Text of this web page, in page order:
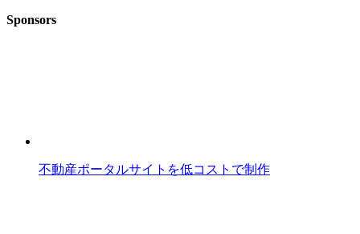
Sponsors
不動産ポータルサイトを低コストで制作